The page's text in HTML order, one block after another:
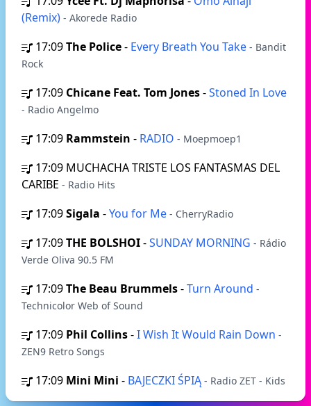
(Remix) - Akorede Radio
17:09The Police- Every Breath You Take - Bandit
Rock
17:09 Chicane Feat. Tom Jones-Stoned In Love
- Radio Angelmo
17:09 Rammstein - RADIO - Moepmoep1
17:09 MUCHACHA TRISTE LOS FANTASMAS DEL
CARIBE - Radio Hits
17:09Sigala -You for Me - CherryRadio
17:09THE BOLSHOI-SUNDAY MORNING - Rádio
Verde Oliva 90.5 FM
17:09The Beau Brummels-Turn Around -
Technicolor Web of Sound
17:09 Phil Collins-I Wish It Would Rain Down -
ZEN9 Retro Songs
17:09 Mini Mini - BAJECZKI ŚPIĄ - Radio ZET - Kids